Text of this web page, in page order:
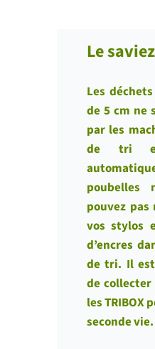
Le
Les
de 5 cm ne
par les
de tri
poubelles
pouvez pas
vos stylos
d’encres
de tri. Il
de collecter
les TRIBOX
seconde vie.